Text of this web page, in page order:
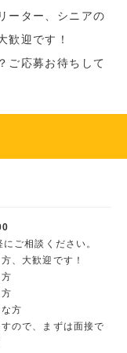
ーター、シニアの
歓迎です！
ご応募お待ちして
ご相談ください。
、大歓迎です！
方
ので、まずは面接で